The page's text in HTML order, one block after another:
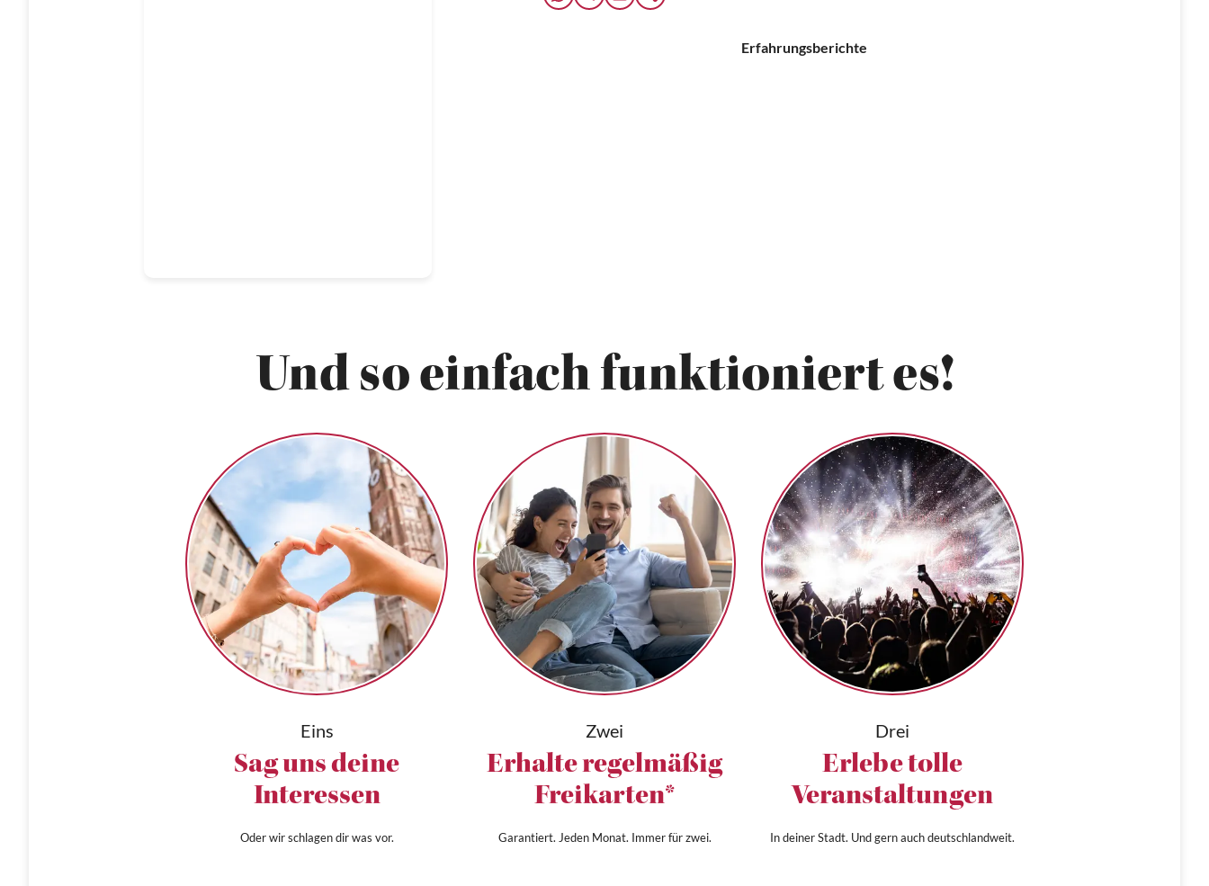
Erfahrungsberichte
Und so einfach funktioniert es!
Eins
Sag uns deine
Interessen
Oder wir schlagen dir was vor.
Zwei
Erhalte regelmäßig
Freikarten*
Garantiert. Jeden Monat. Immer für zwei.
Drei
Erlebe tolle
Veranstaltungen
In deiner Stadt. Und gern auch deutschlandweit.